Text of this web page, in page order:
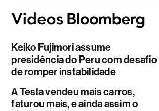
Keiko Fujimori assume
presidência do Peru com desafio
de romper instabilidade
A Tesla vendeu mais carros,
faturou mais, e ainda assim o